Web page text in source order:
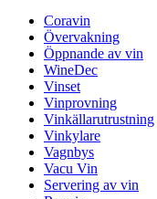
Allmänt
Tillverkare Coravin
Mått (BxHxD cm)
Vikt (kg)0.53
Höjd (cm)4.5
Bredd (cm)
Djup (cm)
Coravin
Övervakning
Öppnande av vin
WineDec
Vinset
Vinprovning
Vinkällarutrustning
Vinkylare
Vagnbys
Vacu Vin
Servering av vin